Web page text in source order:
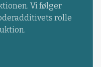
Vi følger
rolle